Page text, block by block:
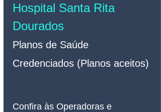
Hospital Santa Rita
Dourados
Planos de Saúde
Credenciados (Planos aceitos)
Confira às Operadoras e